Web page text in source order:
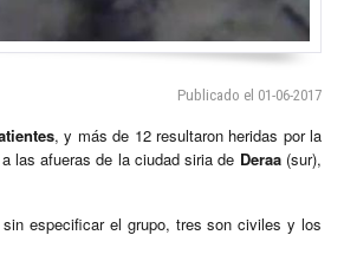
Publicado el 01-06-2017
, y más de 12 resultaron heridas por la
las afueras de la ciudad siria de Deraa(sur),
especificar el grupo, tres son civiles y los